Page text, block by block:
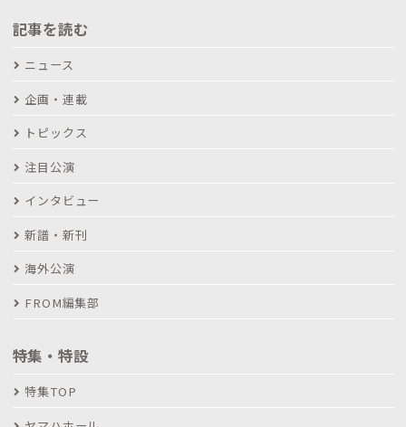
記事を読む
ニュース
企画・連載
トピックス
注目公演
インタビュー
新譜・新刊
海外公演
FROM編集部
特集・特設
特集TOP